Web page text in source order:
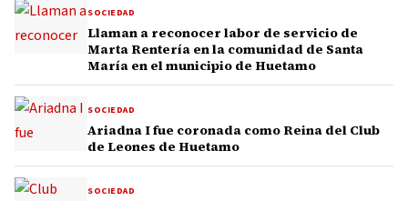
SOCIEDAD
Llaman a reconocer labor de servicio de
Marta Rentería en la comunidad de Santa
María en el municipio de Huetamo
SOCIEDAD
Ariadna I fue coronada como Reina del Club
de Leones de Huetamo
SOCIEDAD